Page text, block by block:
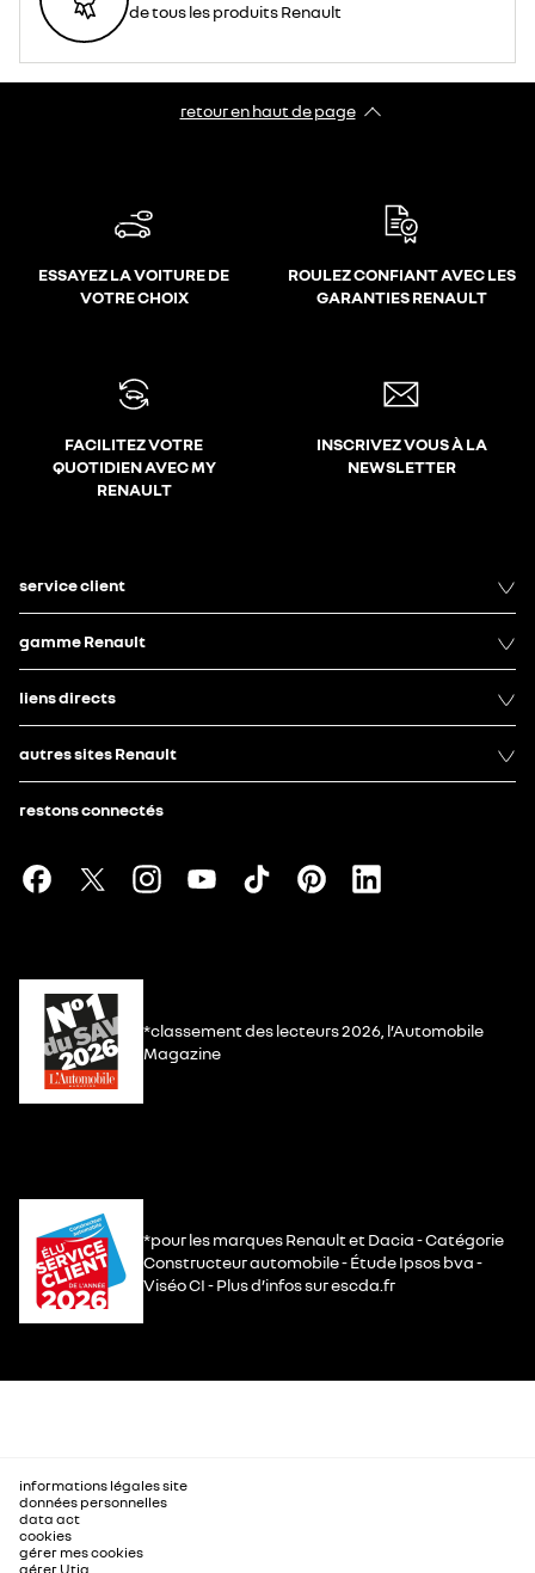
de tous les produits Renault
retour en haut de page​
ESSAYEZ LA VOITURE DE
VOTRE CHOIX
ROULEZ CONFIANT AVEC LES
GARANTIES RENAULT
FACILITEZ VOTRE
QUOTIDIEN AVEC MY
RENAULT
INSCRIVEZ VOUS À LA
NEWSLETTER
service client
gamme Renault
liens directs
autres sites Renault
restons connectés
*classement des lecteurs 2026, l’Automobile
Magazine
*pour les marques Renault et Dacia - Catégorie
Constructeur automobile - Étude Ipsos bva -
Viséo CI - Plus d’infos sur escda.fr
informations légales site
données personnelles
data act
cookies
gérer mes cookies
gérer Utiq